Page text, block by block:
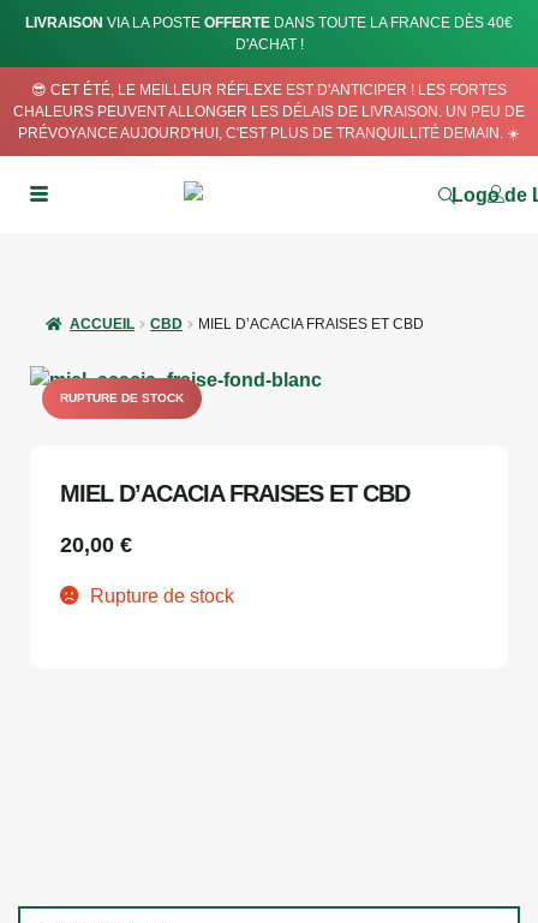
LIVRAISON VIA LA POSTE OFFERTE DANS TOUTE LA FRANCE DÈS 40€
D'ACHAT !
😎 CET ÉTÉ, LE MEILLEUR RÉFLEXE EST D'ANTICIPER ! LES FORTES
CHALEURS PEUVENT ALLONGER LES DÉLAIS DE LIVRAISON. UN PEU DE
PRÉVOYANCE AUJOURD'HUI, C'EST PLUS DE TRANQUILLITÉ DEMAIN. ☀️
ACCUEIL CBD MIEL D’ACACIA FRAISES ET CBD
RUPTURE DE STOCK
MIEL D’ACACIA FRAISES ET CBD
20,00 €
Rupture de stock